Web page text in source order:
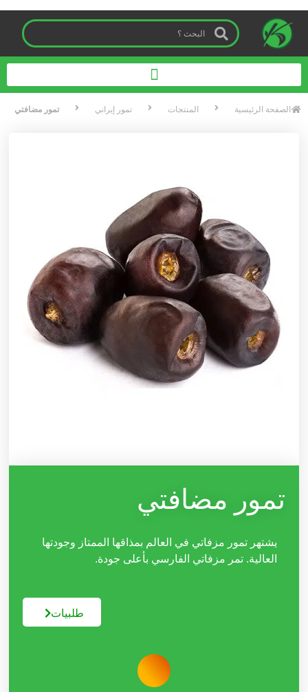
الصفحة الرئیسیة المنتجات تمور إيراني تمور مضافتي
تمور مضافتي
يشتهر تمور مزفاتي في العالم بمذاقها الممتاز وجودتها
العالية. تمر مزفاتي الفارسي بأعلى جودة.
طلبیات